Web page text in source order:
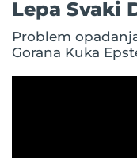
Lepa Svaki
Problem
Gorana Kuka